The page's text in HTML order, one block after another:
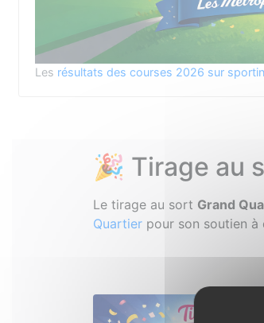
Les résultats des courses 2026 sur
🎉 Tirage au
Le tirage au sort Grand
Quartier pour son soutien à